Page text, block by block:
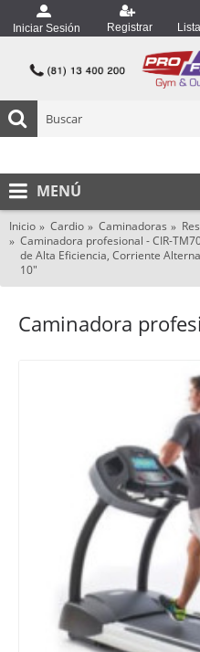
Iniciar Sesión Registrar
MENÚ
Inicio Cardio Caminadoras
Caminadora profesional - CIR-
de Alta Eficiencia, Corriente
10"